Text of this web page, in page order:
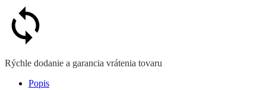
Rýchle dodanie a garancia vrátenia tovaru
Popis